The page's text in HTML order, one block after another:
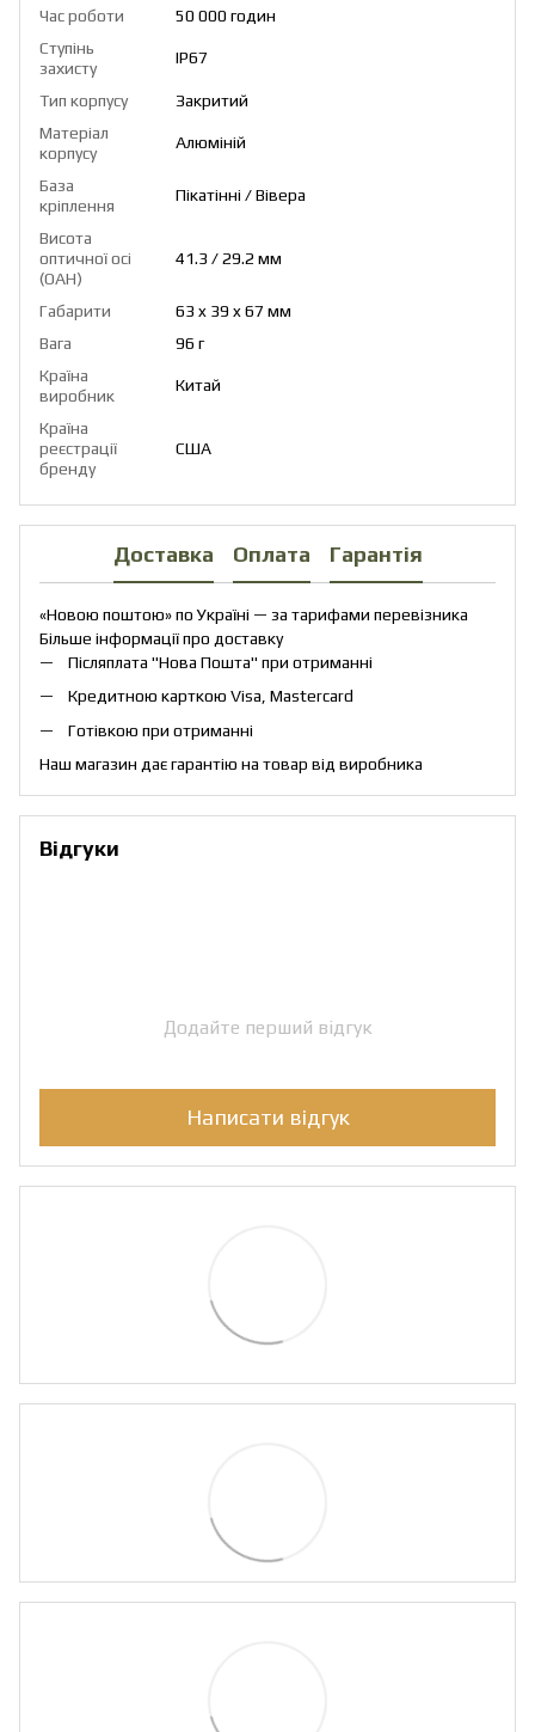
Час роботи
50 000 годин
Ступінь
захисту
IP67
Тип корпусу
Закритий
Матеріал
корпусу
Алюміній
База
кріплення
Пікатінні / Вівера
Висота
оптичної осі
(OAH)
41.3 / 29.2 мм
Габарити
63 x 39 x 67 мм
Вага
96 г
Країна
виробник
Китай
Країна
реєстрації
бренду
США
Доставка Оплата Гарантія
«Новою поштою» по Україні — за тарифами перевізника
Більше інформації про доставку
Післяплата "Нова Пошта" при отриманні
Кредитною карткою Visa, Mastercard
Готівкою при отриманні
Наш магазин дає гарантію на товар від виробника
Відгуки
Додайте перший відгук
Написати відгук